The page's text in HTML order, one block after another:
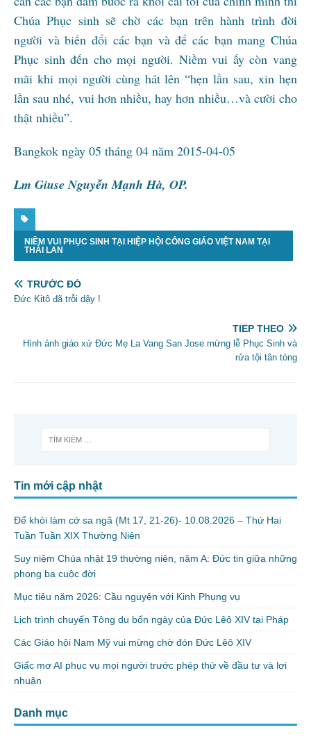
Chúa Phục sinh sẽ chờ các bạn trên hành trình đời
người và biến đổi các bạn và để các bạn mang Chúa
Phục sinh đến cho mọi người. Niềm vui ấy còn vang
mãi khi mọi người cùng hát lên “hẹn lần sau, xin hẹn
lần sau nhé, vui hơn nhiều, hay hơn nhiều…và cười cho
thật nhiều”.
Bangkok ngày 05 tháng 04 năm 2015-04-05
Lm Giuse Nguyễn Mạnh Hà, OP.
NIỀM VUI PHỤC SINH TẠI HIỆP HỘI CÔNG GIÁO VIỆT NAM TẠI
THÁI LAN
TRƯỚC ĐÓ
Đức Kitô đã trỗi dậy !
TIẾP THEO
Hình ảnh giáo xứ Đức Mẹ La Vang San Jose mừng lễ Phục Sinh và
rửa tội tân tòng
Tin mới cập nhật
Để khỏi làm cớ sa ngã (Mt 17, 21-26)- 10.08.2026 – Thứ Hai
Tuần Tuần XIX Thường Niên
Suy niệm Chúa nhật 19 thường niên, năm A: Đức tin giữa những
phong ba cuộc đời
Mục tiêu năm 2026: Cầu nguyện với Kinh Phụng vụ
Lịch trình chuyến Tông du bốn ngày của Đức Lêô XIV tại Pháp
Các Giáo hội Nam Mỹ vui mừng chờ đón Đức Lêô XIV
Giấc mơ AI phục vụ mọi người trước phép thử về đầu tư và lợi
nhuận
Danh mục